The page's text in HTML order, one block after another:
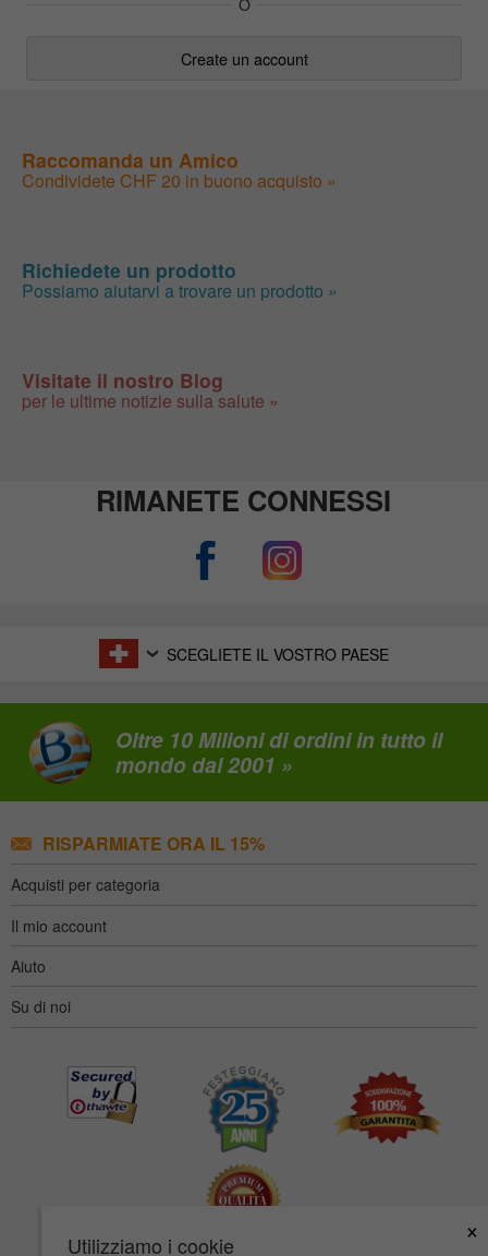
Utilizziamo i cookie
×
O
Create un account
Raccomanda un Amico
Condividete CHF 20 in buono acquisto »
Richiedete un prodotto
Possiamo aiutarvi a trovare un prodotto »
Visitate il nostro Blog
per le ultime notizie sulla salute »
RIMANETE CONNESSI
SCEGLIETE IL VOSTRO PAESE
Oltre 10 Milioni di ordini in tutto il
mondo dal 2001 »
RISPARMIATE ORA IL 15%
Acquisti per categoria
Il mio account
Aiuto
Su di noi